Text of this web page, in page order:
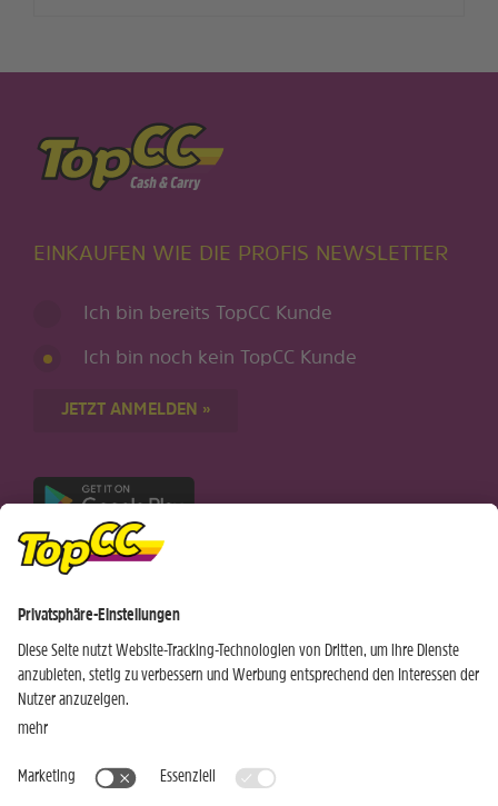
EINKAUFEN WIE DIE PROFIS NEWSLETTER
Ich bin bereits TopCC Kunde
Ich bin noch kein TopCC Kunde
JETZT ANMELDEN »
Nur für Android-Geräte
Wochen Hits
Standorte
Kundenbereich
Aktuelles
Rezeptwelt
Weinwelt